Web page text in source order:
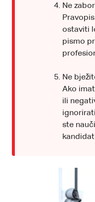
Ne
ostaviti
pismo
Ne
Ako
ili
ste